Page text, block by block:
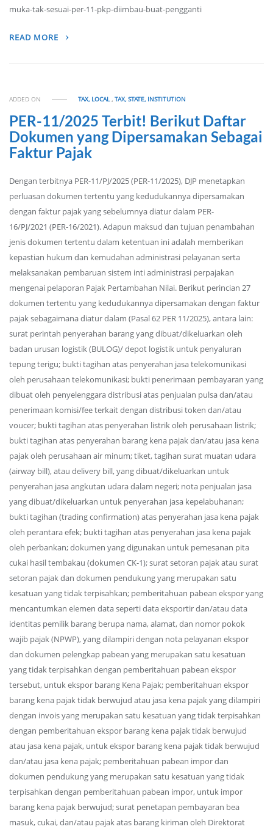
muka-tak-sesuai-per-11-pkp-diimbau-buat-pengganti
READ MORE
ADDED ON TAX, LOCAL,TAX, STATE, INSTITUTION
PER-11/2025 Terbit! Berikut Daftar
Dokumen yang Dipersamakan Sebagai
Faktur Pajak
Dengan terbitnya PER-11/PJ/2025 (PER-11/2025), DJP menetapkan
perluasan dokumen tertentu yang kedudukannya dipersamakan
dengan faktur pajak yang sebelumnya diatur dalam PER-
16/PJ/2021 (PER-16/2021). Adapun maksud dan tujuan penambahan
jenis dokumen tertentu dalam ketentuan ini adalah memberikan
kepastian hukum dan kemudahan administrasi pelayanan serta
melaksanakan pembaruan sistem inti administrasi perpajakan
mengenai pelaporan Pajak Pertambahan Nilai. Berikut perincian 27
dokumen tertentu yang kedudukannya dipersamakan dengan faktur
pajak sebagaimana diatur dalam (Pasal 62 PER 11/2025), antara lain:
surat perintah penyerahan barang yang dibuat/dikeluarkan oleh
badan urusan logistik (BULOG)/ depot logistik untuk penyaluran
tepung terigu; bukti tagihan atas penyerahan jasa telekomunikasi
oleh perusahaan telekomunikasi; bukti penerimaan pembayaran yang
dibuat oleh penyelenggara distribusi atas penjualan pulsa dan/atau
penerimaan komisi/fee terkait dengan distribusi token dan/atau
voucer; bukti tagihan atas penyerahan listrik oleh perusahaan listrik;
bukti tagihan atas penyerahan barang kena pajak dan/atau jasa kena
pajak oleh perusahaan air minum; tiket, tagihan surat muatan udara
(airway bill), atau delivery bill, yang dibuat/dikeluarkan untuk
penyerahan jasa angkutan udara dalam negeri; nota penjualan jasa
yang dibuat/dikeluarkan untuk penyerahan jasa kepelabuhanan;
bukti tagihan (trading confirmation) atas penyerahan jasa kena pajak
oleh perantara efek; bukti tagihan atas penyerahan jasa kena pajak
oleh perbankan; dokumen yang digunakan untuk pemesanan pita
cukai hasil tembakau (dokumen CK-1); surat setoran pajak atau surat
setoran pajak dan dokumen pendukung yang merupakan satu
kesatuan yang tidak terpisahkan; pemberitahuan pabean ekspor yang
mencantumkan elemen data seperti data eksportir dan/atau data
identitas pemilik barang berupa nama, alamat, dan nomor pokok
wajib pajak (NPWP), yang dilampiri dengan nota pelayanan ekspor
dan dokumen pelengkap pabean yang merupakan satu kesatuan
yang tidak terpisahkan dengan pemberitahuan pabean ekspor
tersebut, untuk ekspor barang Kena Pajak; pemberitahuan ekspor
barang kena pajak tidak berwujud atau jasa kena pajak yang dilampiri
dengan invois yang merupakan satu kesatuan yang tidak terpisahkan
dengan pemberitahuan ekspor barang kena pajak tidak berwujud
atau jasa kena pajak, untuk ekspor barang kena pajak tidak berwujud
dan/atau jasa kena pajak; pemberitahuan pabean impor dan
dokumen pendukung yang merupakan satu kesatuan yang tidak
terpisahkan dengan pemberitahuan pabean impor, untuk impor
barang kena pajak berwujud; surat penetapan pembayaran bea
masuk, cukai, dan/atau pajak atas barang kiriman oleh Direktorat